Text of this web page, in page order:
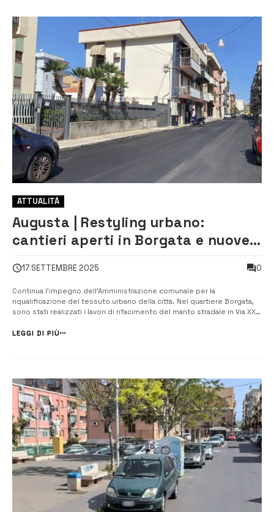
ATTUALITÀ
Augusta | Restyling urbano:
cantieri aperti in Borgata e nuove
17 SETTEMBRE 2025 0
Continua l’impegno dell’Amministrazione comunale per la
riqualificazione del tessuto urbano della città. Nel quartiere Borgata,
sono stati realizzati i lavori di rifacimento del manto stradale in Via XXV
“Ogni angolo della nostra Augusta merita attenzione”, dich...
LEGGI DI PIÙ